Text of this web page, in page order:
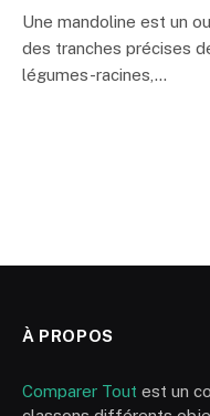
Une mandoline est un
des tranches précises
légumes-racines,…
À PROPOS
Comparer Tout est un